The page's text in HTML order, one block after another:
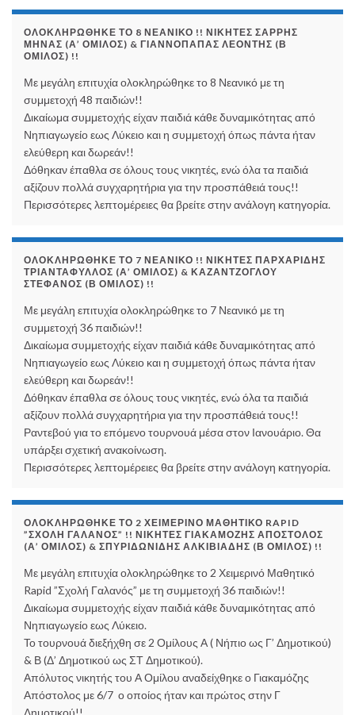
ΟΛΟΚΛΗΡΏΘΗΚΕ ΤΟ 8 ΝΕΑΝΙΚΌ !! ΝΙΚΗΤΈΣ ΣΑΡΡΉΣ
ΜΗΝΆΣ (Α’ ΌΜΙΛΟΣ) & ΓΙΑΝΝΌΠΑΠΑΣ ΛΕΟΝΤΉΣ (Β
ΌΜΙΛΟΣ) !!
Με μεγάλη επιτυχία ολοκληρώθηκε το 8 Νεανικό με τη
συμμετοχή 48 παιδιών!!
Δικαίωμα συμμετοχής είχαν παιδιά κάθε δυναμικότητας από
Νηπιαγωγείο εως Λύκειο και η συμμετοχή όπως πάντα ήταν
ελεύθερη και δωρεάν!!
Δόθηκαν έπαθλα σε όλους τους νικητές, ενώ όλα τα παιδιά
αξίζουν πολλά συγχαρητήρια για την προσπάθειά τους!!
Περισσότερες λεπτομέρειες θα βρείτε στην ανάλογη κατηγορία.
ΟΛΟΚΛΗΡΏΘΗΚΕ ΤΟ 7 ΝΕΑΝΙΚΌ !! ΝΙΚΗΤΈΣ ΠΑΡΧΑΡΊΔΗΣ
ΤΡΙΑΝΤΆΦΥΛΛΟΣ (Α’ ΌΜΙΛΟΣ) & ΚΑΖΑΝΤΖΌΓΛΟΥ
ΣΤΈΦΑΝΟΣ (Β ΌΜΙΛΟΣ) !!
Με μεγάλη επιτυχία ολοκληρώθηκε το 7 Νεανικό με τη
συμμετοχή 36 παιδιών!!
Δικαίωμα συμμετοχής είχαν παιδιά κάθε δυναμικότητας από
Νηπιαγωγείο εως Λύκειο και η συμμετοχή όπως πάντα ήταν
ελεύθερη και δωρεάν!!
Δόθηκαν έπαθλα σε όλους τους νικητές, ενώ όλα τα παιδιά
αξίζουν πολλά συγχαρητήρια για την προσπάθειά τους!!
Ραντεβού για το επόμενο τουρνουά μέσα στον Ιανουάριο. Θα
υπάρξει σχετική ανακοίνωση.
Περισσότερες λεπτομέρειες θα βρείτε στην ανάλογη κατηγορία.
ΟΛΟΚΛΗΡΏΘΗΚΕ ΤΟ 2 ΧΕΙΜΕΡΙΝΌ ΜΑΘΗΤΙΚΌ RAPID
”ΣΧΟΛΉ ΓΑΛΑΝΌΣ” !! ΝΙΚΗΤΈΣ ΓΙΑΚΑΜΌΖΗΣ ΑΠΌΣΤΟΛΟΣ
(Α’ ΌΜΙΛΟΣ) & ΣΠΥΡΙΔΩΝΊΔΗΣ ΑΛΚΙΒΙΆΔΗΣ (Β ΌΜΙΛΟΣ) !!
Με μεγάλη επιτυχία ολοκληρώθηκε το 2 Χειμερινό Μαθητικό
Rapid ”Σχολή Γαλανός” με τη συμμετοχή 36 παιδιών!!
Δικαίωμα συμμετοχής είχαν παιδιά κάθε δυναμικότητας από
Νηπιαγωγείο εως Λύκειο.
Το τουρνουά διεξήχθη σε 2 Ομίλους Α ( Νήπιο ως Γ’ Δημοτικού)
& Β (Δ’ Δημοτικού ως ΣΤ Δημοτικού).
Απόλυτος νικητής του Α Ομίλου αναδείχθηκε ο Γιακαμόζης
Απόστολος με 6/7 ο οποίος ήταν και πρώτος στην Γ
Δημοτικού!!